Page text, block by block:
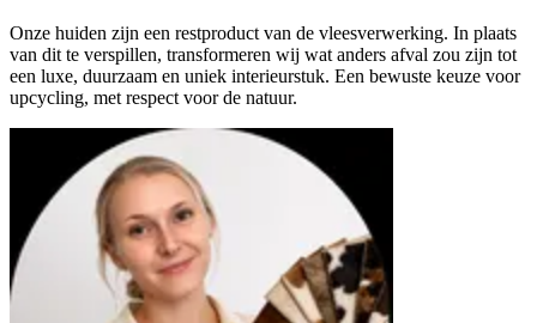
Onze huiden zijn een restproduct van de vleesverwerking. In plaats
van dit te verspillen, transformeren wij wat anders afval zou zijn tot
een luxe, duurzaam en uniek interieurstuk. Een bewuste keuze voor
upcycling, met respect voor de natuur.